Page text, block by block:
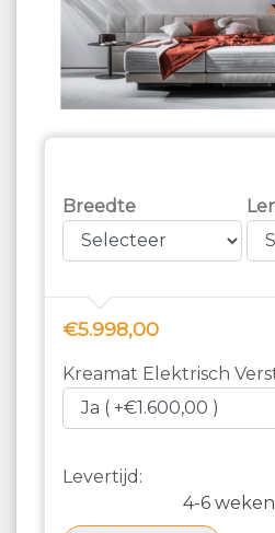
Breedte
€5.998,00
Kreamat Elektrisch
Levertijd:
4-6 weken